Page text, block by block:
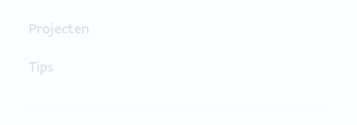
Projecten
Tips